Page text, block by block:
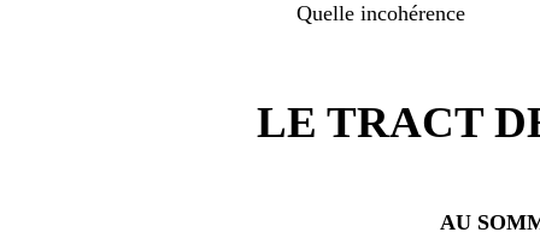
Quelle incohérence
LE TRACT
AU